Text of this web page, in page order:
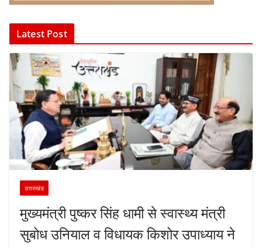
Latest Post
उत्तराखंड
मुख्यमंत्री पुष्कर सिंह धामी से स्वास्थ्य मंत्री
सुबोध उनियाल व विधायक किशोर उपाध्याय ने